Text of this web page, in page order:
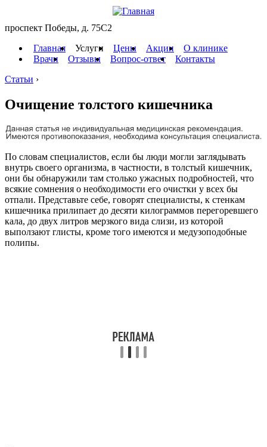
проспект Победы, д. 75C2
Главная
Услуги Цены Акции
О клинике
Врачи
Отзывы Вопрос-ответ
Контакты
Статьи ›
Очищение толстого кишечника
По словам специалистов, если бы люди могли заглядывать
внутрь своего организма, в частности, в толстый кишечник,
они бы обнаружили там столько ужасных подробностей, что
всякие сомнения о необходимости его очистки у всех бы
отпали. Представьте себе, говорят специалисты, к стенкам
кишечника прилипает до десяти килограммов перегоревшего
кала, до двух литров мерзкого вида слизи, из которой
выползают глисты, кроме того имеются и медузоподобные
полипы.